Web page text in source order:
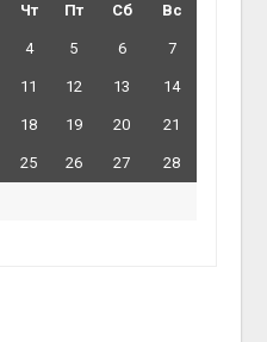
Чт Пт Сб Вс
4 5 6 7
11 12 13 14
18 19 20 21
25 26 27 28